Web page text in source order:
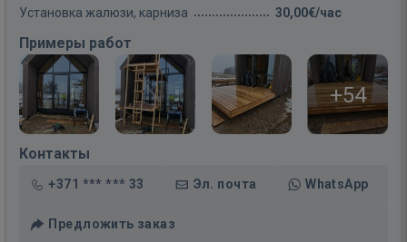
Установка жалюзи, карниза 30,00€/час
Примеры работ
+54
Контакты
+371 *** *** 33 Эл. почта WhatsApp
Предложить заказ